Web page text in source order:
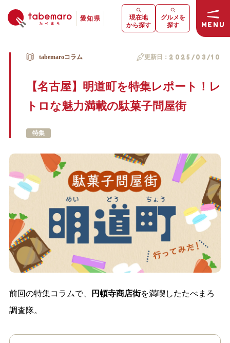
愛知県
MENU
現在地
から探す
グルメを
探す
tabemaroコラム 更新日： 2025/03/10
【名古屋】明道町を特集レポート！レ
トロな魅力満載の駄菓子問屋街
特集
前回の特集コラムで、 円頓寺商店街を満喫したたべまろ
調査隊。